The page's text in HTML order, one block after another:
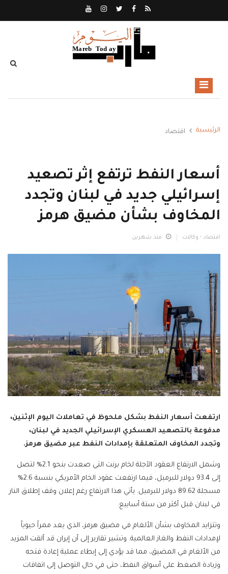
الرئيسية اقتصاد
أسعار النفط ترتفع إثر تصعيد
إسرائيلي جديد في لبنان وتجدد
المخاوف بشأن مضيق هرمز
اقتصاد - وكالات منذ شهرين
ارتفعت أسعار النفط بشكل ملحوظ في تعاملات اليوم الإثنين،
مدفوعة بالتصعيد العسكري الإسرائيلي الجديد في لبنان،
وتجدد المخاوف المتعلقة بإمدادات النفط عبر مضيق هرمز.
وشمل الارتفاع العقود الآجلة لخام برنت التي صعدت بنحو 2.1% لتصل
إلى 93.4 دولار للبرميل، فيما ارتفعت عقود الخام الأمريكي بنسبة 2.6%
مسجلة 89.62 دولار للبرميل. يأتي هذا الارتفاع رغم إعلان وقف إطلاق النار
في لبنان قبل أكثر من ستة أسابيع.
وتتزايد المخاوف بشأن الألغام في مضيق هرمز، الذي يعد ممراً حيوياً
لإمدادات النفط والغاز العالمية. وتشير تقارير إلى أن إيران قد ألقت المزيد
من الألغام في المضيق، مما قد يؤدي إلى إبطاء عملية إعادة فتحه
وزيادة الضغط على أسواق النفط، حتى في حال التوصل إلى اتفاقات